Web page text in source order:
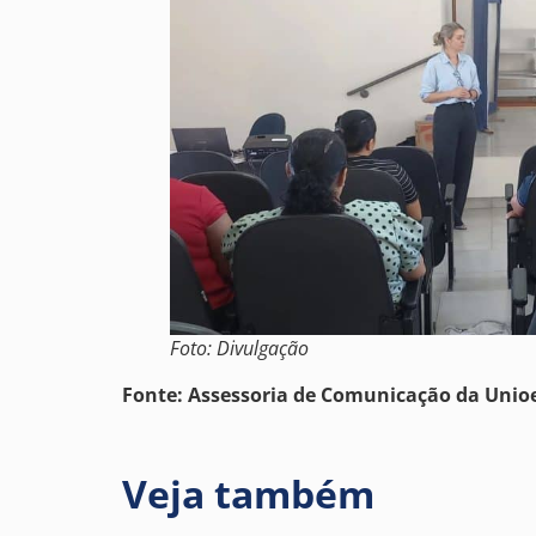
Foto: Divulgação
Fonte: Assessoria de Comunicação da
Veja também